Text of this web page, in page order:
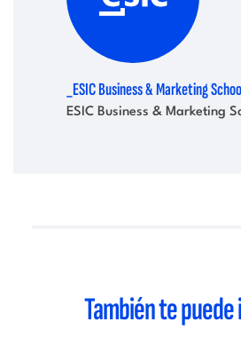
_ESIC Business & Marketing
ESIC Business & Marketing
También te